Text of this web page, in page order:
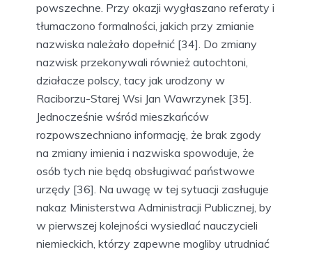
powszechne. Przy okazji wygłaszano referaty i
tłumaczono formalności, jakich przy zmianie
nazwiska należało dopełnić [34]. Do zmiany
nazwisk przekonywali również autochtoni,
działacze polscy, tacy jak urodzony w
Raciborzu-Starej Wsi Jan Wawrzynek [35].
Jednocześnie wśród mieszkańców
rozpowszechniano informację, że brak zgody
na zmiany imienia i nazwiska spowoduje, że
osób tych nie będą obsługiwać państwowe
urzędy [36]. Na uwagę w tej sytuacji zasługuje
nakaz Ministerstwa Administracji Publicznej, by
w pierwszej kolejności wysiedlać nauczycieli
niemieckich, którzy zapewne mogliby utrudniać